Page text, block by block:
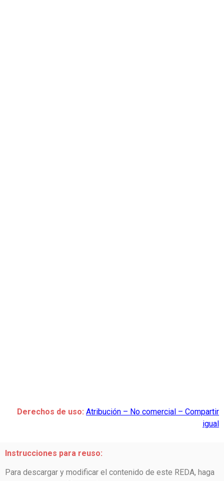
Derechos de uso: Atribución – No comercial – Compartir
igual
Instrucciones para reuso:
Para descargar y modificar el contenido de este REDA, haga